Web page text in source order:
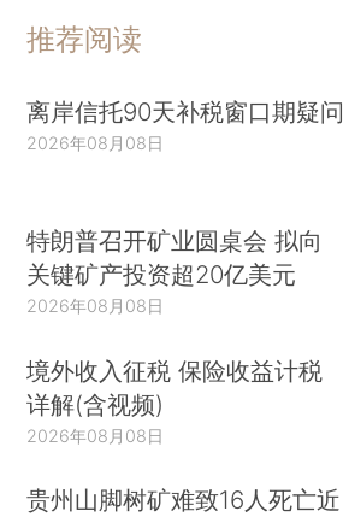
推荐阅读
离岸信托90天补税窗口期疑问
2026年08月08日
特朗普召开矿业圆桌会 拟向
关键矿产投资超20亿美元
2026年08月08日
境外收入征税 保险收益计税
详解(含视频)
2026年08月08日
贵州山脚树矿难致16人死亡近